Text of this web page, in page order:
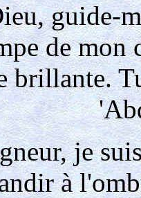
guide-
de mon
brillante.
je
à